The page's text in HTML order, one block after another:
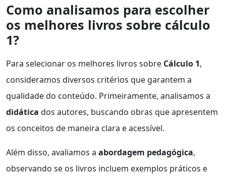
Como analisamos para escolher
os melhores livros sobre cálculo
1?
Para selecionar os melhores livros sobre Cálculo 1,
consideramos diversos critérios que garantem a
qualidade do conteúdo. Primeiramente, analisamos a
didática dos autores, buscando obras que apresentem
os conceitos de maneira clara e acessível.
Além disso, avaliamos a abordagem pedagógica,
observando se os livros incluem exemplos práticos e